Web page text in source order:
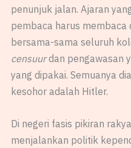
penunjuk jalan. Ajaran
pembaca harus membaca
bersama-sama seluruh
censuurdan pengawasan
yang dipakai. Semuanya
kesohor adalah Hitler.
Di negeri fasis pikiran
menjalankan politik